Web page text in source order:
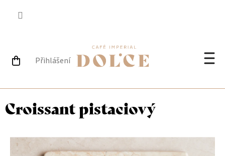
KOŠÍK
Přihlášení
Croissant pistaciový